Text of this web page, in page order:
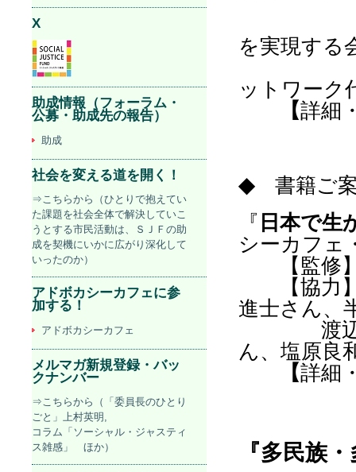
を実現する
ットワーク
【詳細
◆ 書籍ご
『 日本で生
シーカフ
【監修】
【協力】
進士さん、
渡辺美奈
ん、塩原良
【詳細
『多民族
X
助成情報（フォーラム・
公募・助成先の報告）
助成
社会を変える道を開く！
⇒こちらから（ひとりで抱えてい
た課題を社会全体で解決していこ
うとする市民活動は、ＳＪＦの助
成を契機にいかに広がり深化して
いったのか）
アドボカシーカフェに参
加する！
アドボカシーカフェ
メルマガ新規登録・バッ
クナンバー
⇒こちらから（「委員長のひとり
ごと」上村英明,
コラム「ソーシャル・ジャスティ
ス雑感」 ほか）